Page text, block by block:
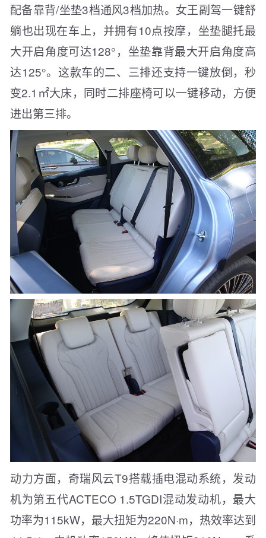
配备靠背/坐垫3档通风3档加热。女王副驾一键舒
躺也出现在车上，并拥有10点按摩，坐垫腿托最
大开启角度可达128°，坐垫靠背最大开启角度高
达125°。这款车的二、三排还支持一键放倒，秒
变2.1㎡大床，同时二排座椅可以一键移动，方便
进出第三排。
动力方面，奇瑞风云T9搭载插电混动系统，发动
机为第五代ACTECO 1.5TGDI混动发动机，最大
功率为115kW，最大扭矩为220N·m，热效率达到